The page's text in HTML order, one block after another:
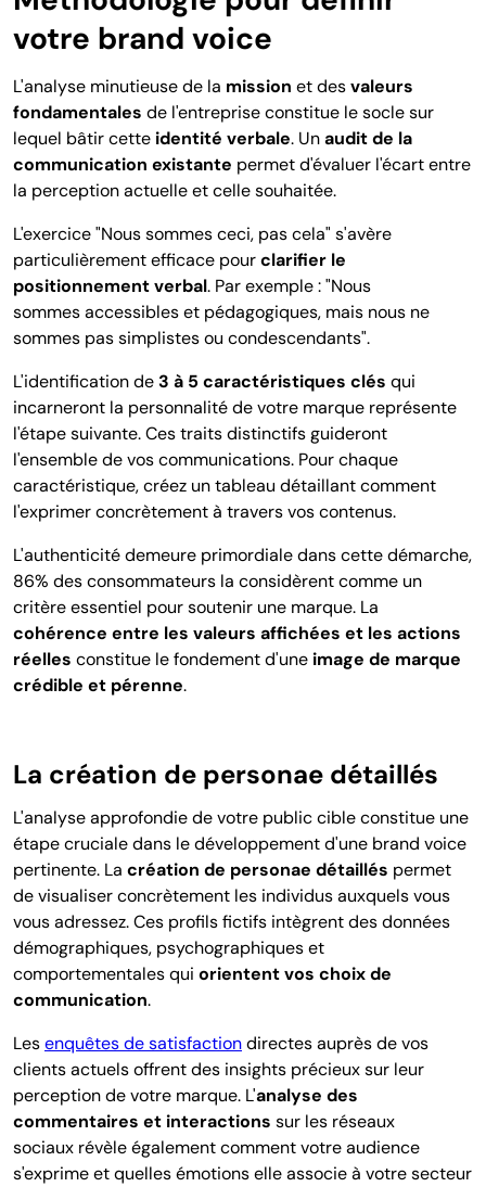
votre brand voice
L'analyse minutieuse de la mission et desvaleurs
fondamentales de l'entreprise constitue le socle sur
lequel bâtir cette identité verbale. Unaudit de la
communication existante permet d'évaluer l'écart entre
la perception actuelle et celle souhaitée.
L'exercice "Nous sommes ceci, pas cela" s'avère
particulièrement efficace pourclarifier le
positionnement verbal. Par exemple : "Nous
sommes accessibles et pédagogiques, mais nous ne
sommes pas simplistes ou condescendants".
L'identification de3 à 5 caractéristiques clés qui
incarneront la personnalité de votre marque représente
l'étape suivante. Ces traits distinctifs guideront
l'ensemble de vos communications. Pour chaque
caractéristique, créez un tableau détaillant comment
l'exprimer concrètement à travers vos contenus.
L'authenticité demeure primordiale dans cette démarche,
86% des consommateurs la considèrent comme un
critère essentiel pour soutenir une marque. La
cohérence entre les valeurs affichées et les actions
réelles constitue le fondement d'une image de marque
crédible et pérenne.
La création de personae détaillés
L'analyse approfondie de votre public cible constitue une
étape cruciale dans le développement d'une brand voice
pertinente. La création de personae détaillés permet
de visualiser concrètement les individus auxquels vous
vous adressez. Ces profils fictifs intègrent des données
démographiques, psychographiques et
comportementales qui orientent vos choix de
communication.
Lesenquêtes de satisfactiondirectes auprès de vos
clients actuels offrent des insights précieux sur leur
perception de votre marque. L'analyse des
commentaires et interactions sur les réseaux
sociaux révèle également comment votre audience
s'exprime et quelles émotions elle associe à votre secteur